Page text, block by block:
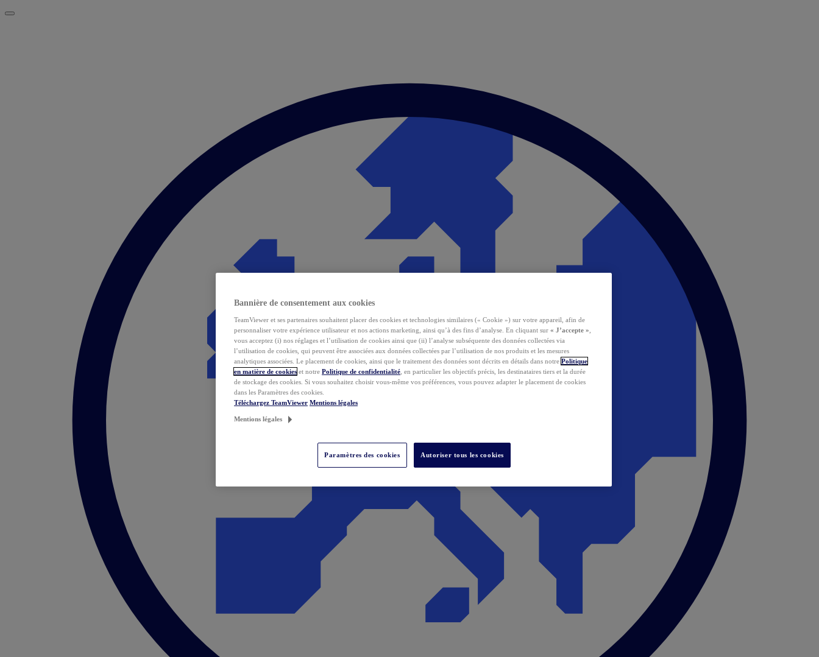
Bannière de consentement aux cookies
TeamViewer et ses partenaires souhaitent placer des cookies et technologies similaires (« Cookie ») sur votre appareil, afin de
personnaliser votre expérience utilisateur et nos actions marketing, ainsi qu’à des fins d’analyse. En cliquant sur « J’accepte »
vous acceptez (i) nos réglages et l’utilisation de cookies ainsi que (ii) l’analyse subséquente des données collectées via
l’utilisation de cookies, qui peuvent être associées aux données collectées par l’utilisation de nos produits et les mesures
analytiques associées. Le placement de cookies, ainsi que le traitement des données sont décrits en détails dans notre Politique
en matière de cookies et notre Politique de confidentialité , en particulier les objectifs précis, les destinataires tiers et la durée
de stockage des cookies. Si vous souhaitez choisir vous-même vos préférences, vous pouvez adapter le placement de cookies
dans les Paramètres des cookies.
Téléchargez TeamViewer Mentions légales
Mentions légales
Paramètres des cookies Autoriser tous les cookies